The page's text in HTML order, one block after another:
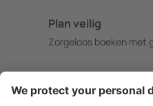
Plan veilig
Zorgeloos boeken met
Reisaanbiedingen en